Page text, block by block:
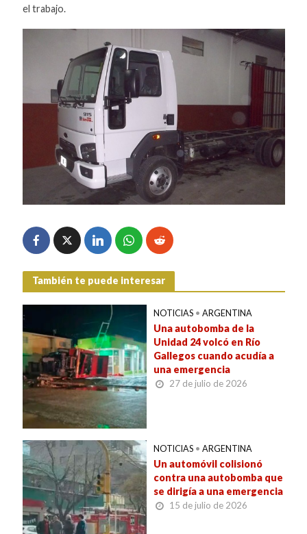
el trabajo.
También te puede interesar
NOTICIAS • ARGENTINA
Una autobomba de la
Unidad 24 volcó en Río
Gallegos cuando acudía a
una emergencia
27 de julio de 2026
NOTICIAS • ARGENTINA
Un automóvil colisionó
contra una autobomba que
se dirigía a una emergencia
15 de julio de 2026